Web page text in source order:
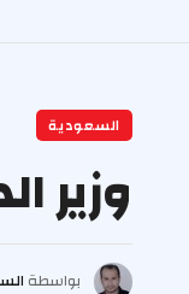
السعودية
وزير
بواسطة